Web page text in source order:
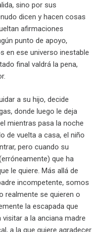
sino por sus
dicen y hacen cosas
afirmaciones
punto de apoyo,
en ese universo inestable
final valdrá la pena,
a su hijo, decide
donde luego le deja
mientras pasa la noche
de vuelta a casa, el niño
pero cuando su
que ha
le quiere. Más allá de
incompetente, somos
realmente se quieren o
la escapada que
a la anciana madre
a la que quiere agradecer